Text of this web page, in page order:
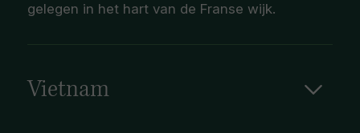
gelegen in het hart van de Franse wijk.
Vietnam